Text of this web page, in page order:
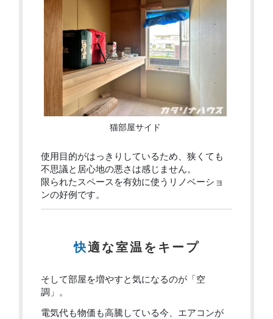
猫部屋サイド
使用目的がはっきりしているため、狭くても
不思議と居心地の悪さは感じません。
限られたスペースを有効に使うリノベーショ
ンの好例です。
快適な室温をキープ
そして部屋を増やすと気になるのが「空
調」。
電気代も物価も高騰している今、エアコンが